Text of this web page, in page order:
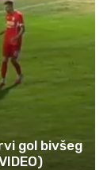
gol bivšeg